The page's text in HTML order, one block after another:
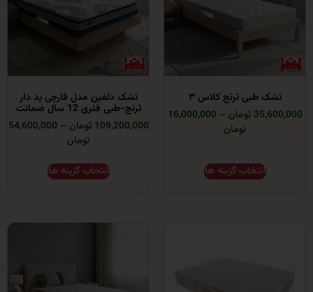
ترنج کلاس ۳
–
16,000,000
انتخاب گزینه ها
تشک دلفین مدل قارچی پد دار
ترنج-طبی فنری 12 سال ضمانت
109,200,000 تومان
–
54,600,000
انتخاب گزینه ها